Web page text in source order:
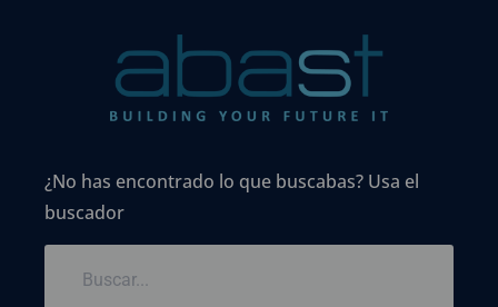
¿No has encontrado lo que buscabas? Usa el
buscador